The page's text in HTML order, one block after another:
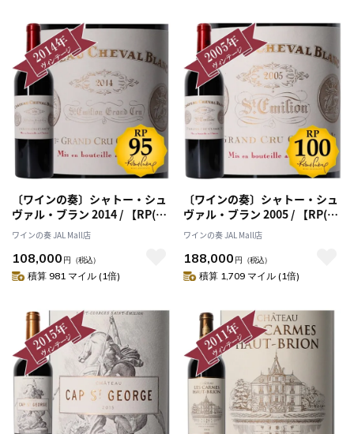
〔ワインの奏〕シャトー・シュ
ヴァル・ブラン 2014 / 【RP(パ
ーカーポイント) 95点を獲
得！】
ワインの奏 JAL Mall店
108,000 円 （税込）
積算 981 マイル (1倍)
〔ワインの奏〕シャトー・シュ
ヴァル・ブラン 2005 / 【RP(パ
ーカーポイント)100点を獲
得！】
ワインの奏 JAL Mall店
188,000 円 （税込）
積算 1,709 マイル (1倍)